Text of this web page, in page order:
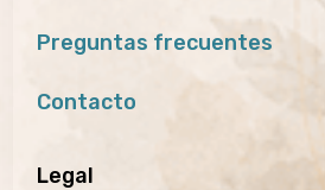
Preguntas frecuentes
Contacto
Legal